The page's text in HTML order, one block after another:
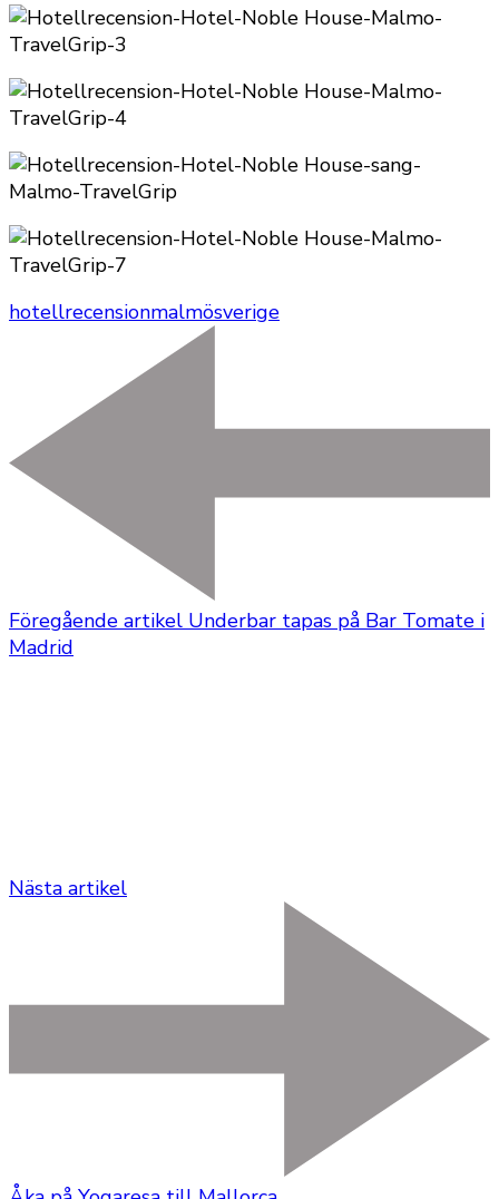
hotellrecensionmalmösverige
Föregående artikel Underbar tapas på Bar Tomate i
Madrid
Nästa artikel